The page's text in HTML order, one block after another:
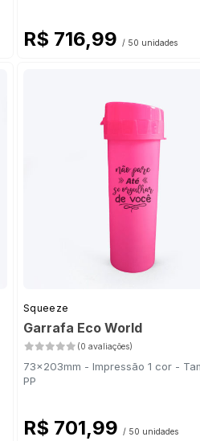
R$ 716,99 / 50 unidades
Squeeze
Garrafa Eco World
(0 avaliações)
73x203mm - Impressão 1 cor -
PP
R$ 701,99 / 50 unidades